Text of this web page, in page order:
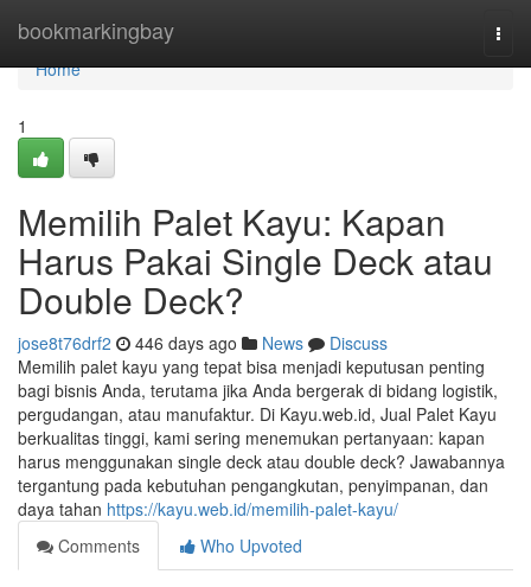
bookmarkingbay
Home
Home
1
Memilih Palet Kayu: Kapan
Harus Pakai Single Deck atau
Double Deck?
jose8t76drf2 446 days ago News
Discuss
Memilih palet kayu yang tepat bisa menjadi keputusan penting
bagi bisnis Anda, terutama jika Anda bergerak di bidang logistik,
pergudangan, atau manufaktur. Di Kayu.web.id, Jual Palet Kayu
berkualitas tinggi, kami sering menemukan pertanyaan: kapan
harus menggunakan single deck atau double deck? Jawabannya
tergantung pada kebutuhan pengangkutan, penyimpanan, dan
daya tahan https://kayu.web.id/memilih-palet-kayu/
Comments
Who Upvoted